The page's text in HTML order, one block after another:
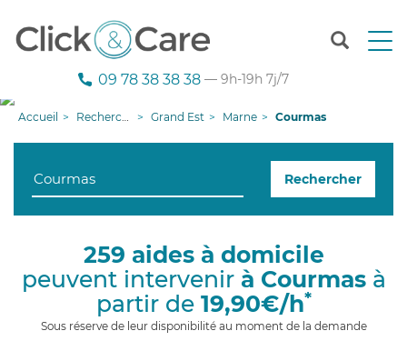
T
n
g
i
09 78 38 38 38 — 9h-19h 7j/7
Accueil Recherche aide à domicile Grand Est Marne Courmas
Rechercher
259 aides à domicile
peuvent intervenir à Courmasà
partir de 19,90€/h*
Sous réserve de leur disponibilité au moment de la demande